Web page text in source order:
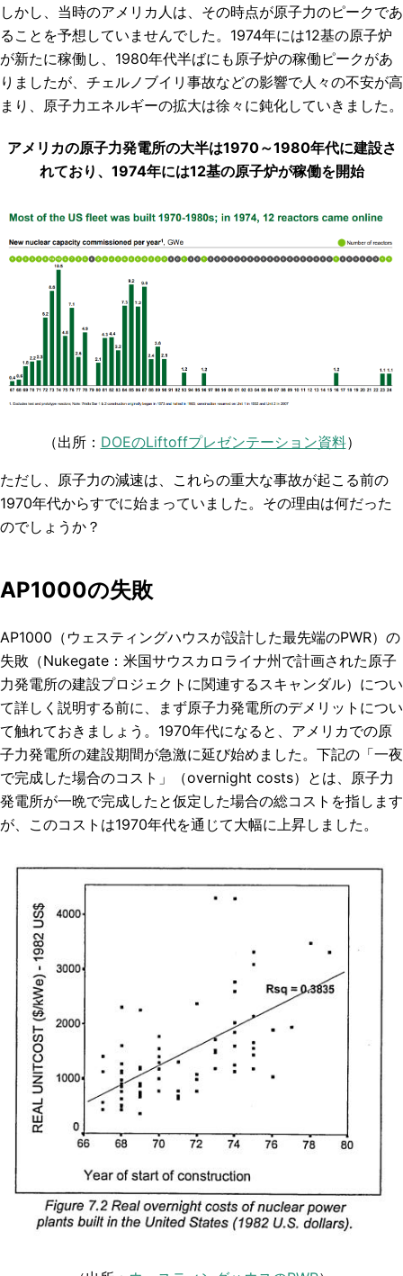
しかし、当時のアメリカ人は、その時点が原子力のピークであ
ることを予想していませんでした。1974年には12基の原子炉
が新たに稼働し、1980年代半ばにも原子炉の稼働ピークがあ
りましたが、チェルノブイリ事故などの影響で人々の不安が高
まり、原子力エネルギーの拡大は徐々に鈍化していきました。
アメリカの原子力発電所の大半は1970～1980年代に建設さ
れており、1974年には12基の原子炉が稼働を開始
（出所： DOEのLiftoffプレゼンテーション資料）
ただし、原子力の減速は、これらの重大な事故が起こる前の
1970年代からすでに始まっていました。その理由は何だった
のでしょうか？
AP1000の失敗
AP1000（ウェスティングハウスが設計した最先端のPWR）の
失敗（Nukegate：米国サウスカロライナ州で計画された原子
力発電所の建設プロジェクトに関連するスキャンダル）につい
て詳しく説明する前に、まず原子力発電所のデメリットについ
て触れておきましょう。1970年代になると、アメリカでの原
子力発電所の建設期間が急激に延び始めました。下記の「一夜
で完成した場合のコスト」（overnight costs）とは、原子力
発電所が一晩で完成したと仮定した場合の総コストを指します
が、このコストは1970年代を通じて大幅に上昇しました。